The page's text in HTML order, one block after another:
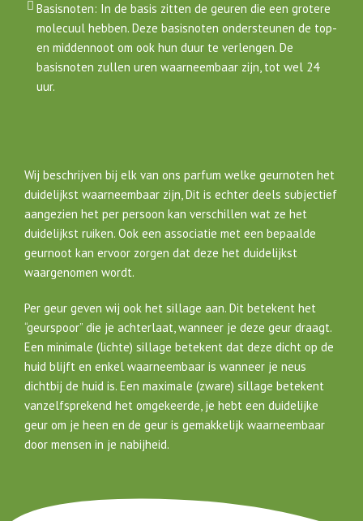
Basisnoten: In de basis zitten de geuren die een grotere
molecuul hebben. Deze basisnoten ondersteunen de top-
en middennoot om ook hun duur te verlengen. De
basisnoten zullen uren waarneembaar zijn, tot wel 24
uur.
Wij beschrijven bij elk van ons parfum welke geurnoten het
duidelijkst waarneembaar zijn, Dit is echter deels subjectief
aangezien het per persoon kan verschillen wat ze het
duidelijkst ruiken. Ook een associatie met een bepaalde
geurnoot kan ervoor zorgen dat deze het duidelijkst
waargenomen wordt.
Per geur geven wij ook het sillage aan. Dit betekent het
“geurspoor” die je achterlaat, wanneer je deze geur draagt.
Een minimale (lichte) sillage betekent dat deze dicht op de
huid blijft en enkel waarneembaar is wanneer je neus
dichtbij de huid is. Een maximale (zware) sillage betekent
vanzelfsprekend het omgekeerde, je hebt een duidelijke
geur om je heen en de geur is gemakkelijk waarneembaar
door mensen in je nabijheid.